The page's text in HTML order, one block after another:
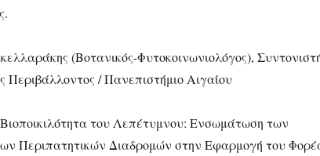
(Βοτανικός-Φυτοκοινωνιολόγος),
/ Πανεπιστήμιο Αιγαίου
του Λεπέτυμνου: Ενσωμάτωση των
Περιπατητικών Διαδρομών στην Εφαρμογή του